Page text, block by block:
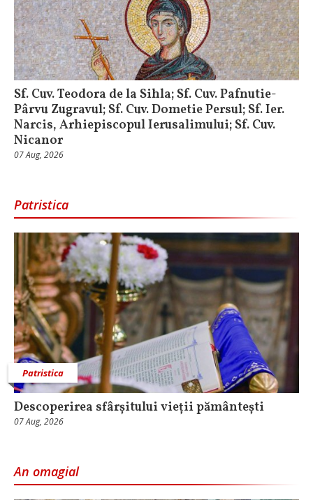
Sf. Cuv. Teodora de la Sihla; Sf. Cuv. Pafnutie-
Pârvu Zugravul; Sf. Cuv. Dometie Persul; Sf. Ier.
Narcis, Arhiepiscopul Ierusalimului; Sf. Cuv.
Nicanor
07 Aug, 2026
Patristica
Patristica
Descoperirea sfârșitului vieții pământești
07 Aug, 2026
An omagial